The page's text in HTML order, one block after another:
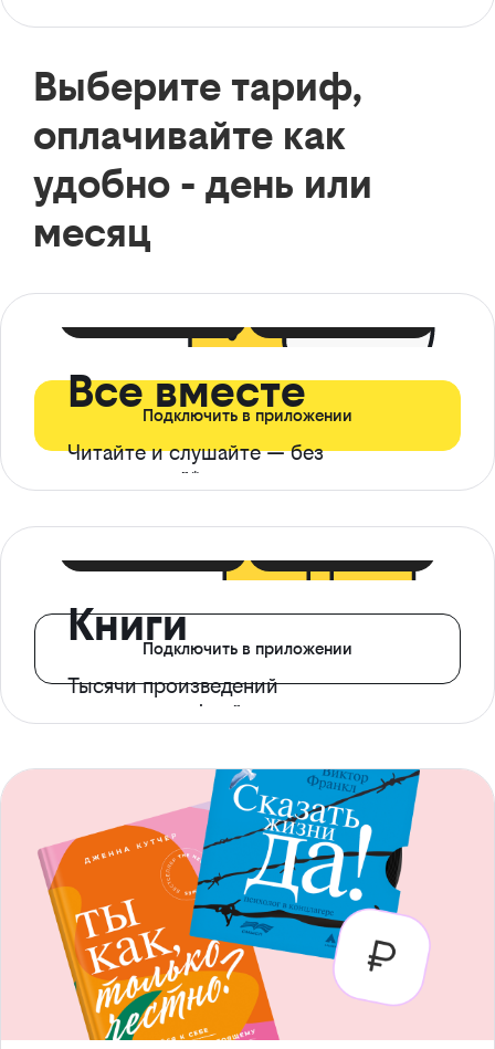
Выберите тариф,
оплачивайте как
удобно - день или
месяц
Все вместе
Читайте и слушайте — без
ограничений*
Подключить в приложении
Книги
Тысячи произведений
с доступом офлайн
Подключить в приложении